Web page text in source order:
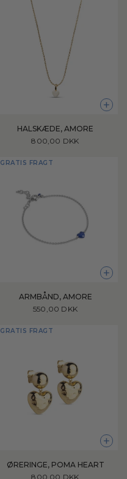
+
HALSKÆDE, AMORE
800,00 DKK
GRATIS FRAGT
+
ARMBÅND, AMORE
550,00 DKK
GRATIS FRAGT
+
ØRERINGE, POMA HEART
800,00 DKK